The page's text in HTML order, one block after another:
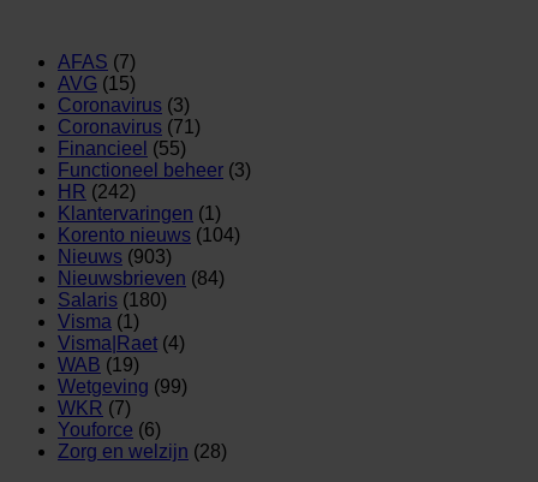
AFAS (7)
AVG (15)
Coronavirus (3)
Coronavirus (71)
Financieel (55)
Functioneel beheer (3)
HR (242)
Klantervaringen (1)
Korento nieuws (104)
Nieuws (903)
Nieuwsbrieven (84)
Salaris (180)
Visma (1)
Visma|Raet (4)
WAB (19)
Wetgeving (99)
WKR (7)
Youforce (6)
Zorg en welzijn (28)